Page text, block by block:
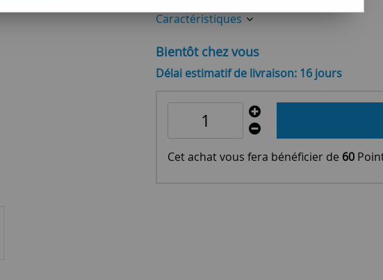
Caractéristiques
Bientôt chez vous
Délai estimatif de livraison: 16 jours
Cet achat vous fera bénéficier de 60